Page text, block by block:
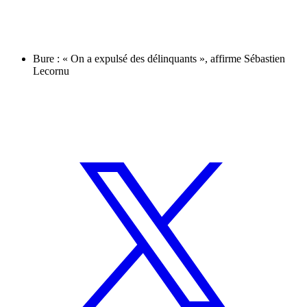
Bure : « On a expulsé des délinquants », affirme Sébastien
Lecornu